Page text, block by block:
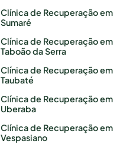
Clínica de Recuperação em
Sumaré
Clínica de Recuperação em
Taboão da Serra
Clínica de Recuperação em
Taubaté
Clínica de Recuperação em
Uberaba
Clínica de Recuperação em
Vespasiano